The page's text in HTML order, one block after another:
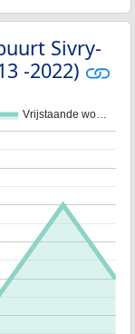
Sivry-
-2022)
Vrijstaande wo…